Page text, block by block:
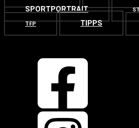
SPORTPORTRAIT
TFP TIPPS
OBEN